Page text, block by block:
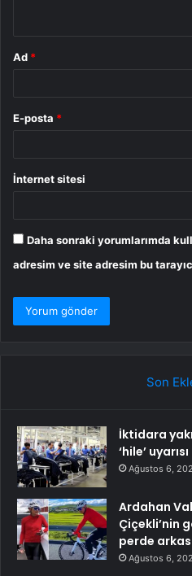
Ad *
E-posta *
İnternet sitesi
Daha sonraki yorumlarımda
adresim ve site adresim bu
Son
İktidara
‘hile’ uyarısı
Ağustos 6,
Ardahan
Çiçekli’nin
perde
Ağustos 6,